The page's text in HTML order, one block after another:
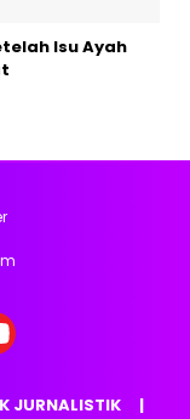
Isu Ayah
JURNALISTIK